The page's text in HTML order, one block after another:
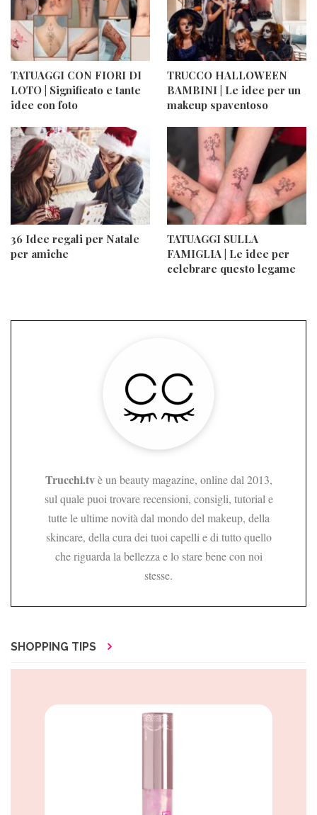
TATUAGGI CON FIORI DI
LOTO | Significato e tante
idee con foto
TRUCCO HALLOWEEN
BAMBINI | Le idee per un
makeup spaventoso
36 Idee regali per Natale
per amiche
TATUAGGI SULLA
FAMIGLIA | Le idee per
celebrare questo legame
Trucchi.tvè un beauty magazine, online dal 2013,
sul quale puoi trovare recensioni, consigli, tutorial e
tutte le ultime novità dal mondo del makeup, della
skincare, della cura dei tuoi capelli e di tutto quello
che riguarda la bellezza e lo stare bene con noi
stesse.
SHOPPING TIPS